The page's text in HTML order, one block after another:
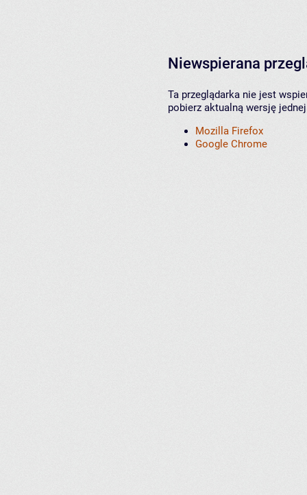
Niewspierana
Ta przeglądarka nie jest
pobierz aktualną wersję
Mozilla Firefox
Google Chrome